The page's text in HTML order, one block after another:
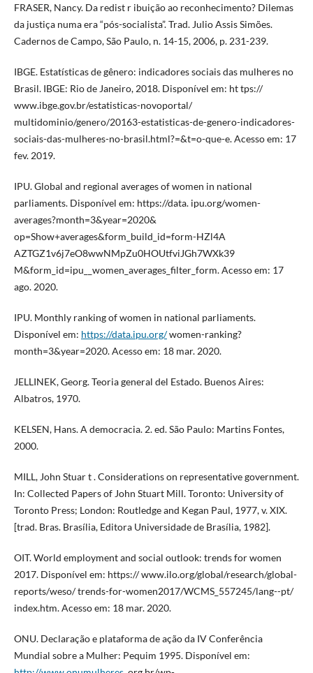
FRASER, Nancy. Da redist r ibuição ao reconhecimento? Dilemas
da justiça numa era “pós-socialista”. Trad. Julio Assis Simões.
Cadernos de Campo, São Paulo, n. 14-15, 2006, p. 231-239.
IBGE. Estatísticas de gênero: indicadores sociais das mulheres no
Brasil. IBGE: Rio de Janeiro, 2018. Disponível em: ht tps://
www.ibge.gov.br/estatisticas-novoportal/
multidominio/genero/20163-estatisticas-de-genero-indicadores-
sociais-das-mulheres-no-brasil.html?=&t=o-que-e. Acesso em: 17
fev. 2019.
IPU. Global and regional averages of women in national
parliaments. Disponível em: https://data. ipu.org/women-
averages?month=3&year=2020&
op=Show+averages&form_build_id=form-HZl4A
AZTGZ1v6j7eO8wwNMpZu0HOUtfviJGh7WXk39
M&form_id=ipu__women_averages_filter_form. Acesso em: 17
ago. 2020.
IPU. Monthly ranking of women in national parliaments.
Disponível em: https://data.ipu.org/women-ranking?
month=3&year=2020. Acesso em: 18 mar. 2020.
JELLINEK, Georg. Teoria general del Estado. Buenos Aires:
Albatros, 1970.
KELSEN, Hans. A democracia. 2. ed. São Paulo: Martins Fontes,
2000.
MILL, John Stuar t . Considerations on representative government.
In: Collected Papers of John Stuart Mill. Toronto: University of
Toronto Press; London: Routledge and Kegan Paul, 1977, v. XIX.
[trad. Bras. Brasília, Editora Universidade de Brasília, 1982].
OIT. World employment and social outlook: trends for women
2017. Disponível em: https:// www.ilo.org/global/research/global-
reports/weso/ trends-for-women2017/WCMS_557245/lang--pt/
index.htm. Acesso em: 18 mar. 2020.
ONU. Declaração e plataforma de ação da IV Conferência
Mundial sobre a Mulher: Pequim 1995. Disponível em: